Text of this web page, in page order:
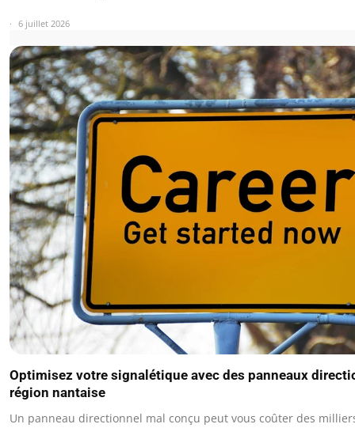
6 juillet 2026
Optimisez votre signalétique avec des panneaux
région nantaise
Un panneau directionnel mal conçu peut vous coûter des